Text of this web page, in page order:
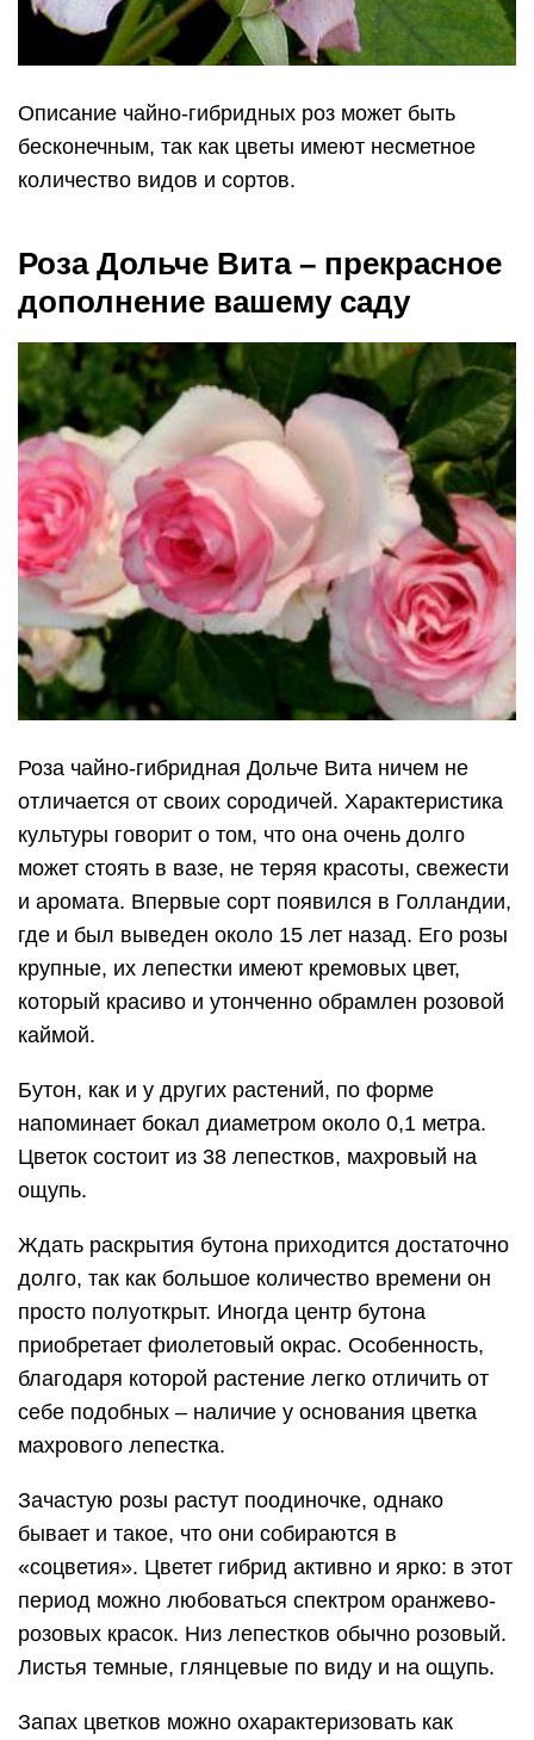
Описание чайно-гибридных роз может быть
бесконечным, так как цветы имеют несметное
количество видов и сортов.
Роза Дольче Вита – прекрасное
дополнение вашему саду
Роза чайно-гибридная Дольче Вита ничем не
отличается от своих сородичей. Характеристика
культуры говорит о том, что она очень долго
может стоять в вазе, не теряя красоты, свежести
и аромата. Впервые сорт появился в Голландии,
где и был выведен около 15 лет назад. Его розы
крупные, их лепестки имеют кремовых цвет,
который красиво и утонченно обрамлен розовой
каймой.
Бутон, как и у других растений, по форме
напоминает бокал диаметром около 0,1 метра.
Цветок состоит из 38 лепестков, махровый на
ощупь.
Ждать раскрытия бутона приходится достаточно
долго, так как большое количество времени он
просто полуоткрыт. Иногда центр бутона
приобретает фиолетовый окрас. Особенность,
благодаря которой растение легко отличить от
себе подобных – наличие у основания цветка
махрового лепестка.
Зачастую розы растут поодиночке, однако
бывает и такое, что они собираются в
«соцветия». Цветет гибрид активно и ярко: в этот
период можно любоваться спектром оранжево-
розовых красок. Низ лепестков обычно розовый.
Листья темные, глянцевые по виду и на ощупь.
Запах цветков можно охарактеризовать как